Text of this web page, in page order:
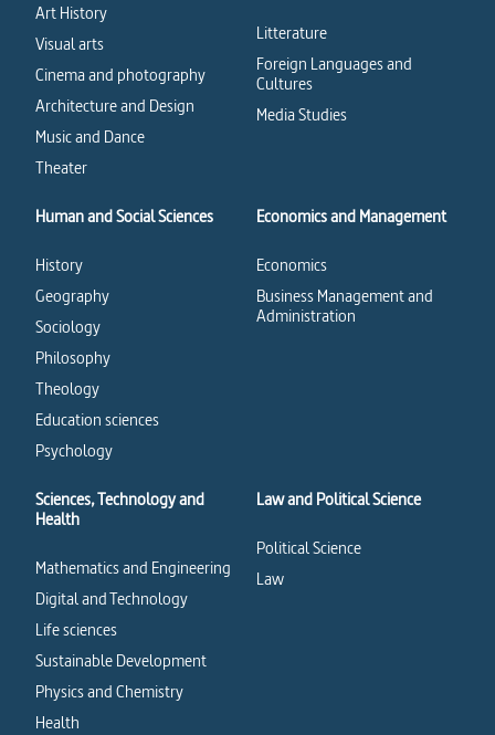
Art History
Visual arts
Cinema and photography
Architecture and Design
Music and Dance
Theater
Litterature
Foreign Languages and
Cultures
Media Studies
Human and Social Sciences
History
Geography
Sociology
Philosophy
Theology
Education sciences
Psychology
Economics and Management
Economics
Business Management and
Administration
Sciences, Technology and
Health
Mathematics and Engineering
Digital and Technology
Life sciences
Sustainable Development
Physics and Chemistry
Health
Law and Political Science
Political Science
Law